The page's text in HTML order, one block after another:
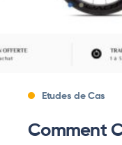
Etudes de Cas
Comment